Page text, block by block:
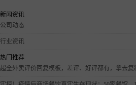
新闻资讯
公司动态
行业资讯
热门推荐
超全外卖评价回复模板，差评、好评都有，拿去复